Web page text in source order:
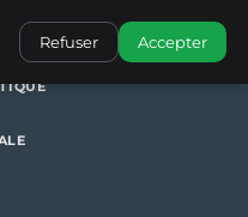
Refuser Accepter